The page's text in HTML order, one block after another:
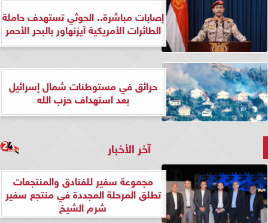
إصابات مباشرة.. الحوثي تستهدف حاملة
الطائرات الأمريكية آيزنهاور بالبحر الأحمر
حرائق في مستوطنات شمال إسرائيل
بعد استهداف حزب الله
آخر الأخبار
مجموعة سفير للفنادق والمنتجعات
تطلق المرحلة المجددة في منتجع سفير
شرم الشيخ